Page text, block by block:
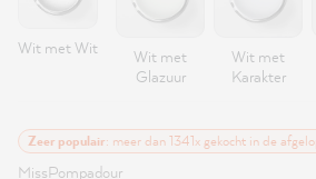
Wit met Wit
Wit met
Glazuur
Wit met
Karakter
Zeer populair: meer dan 1341x gekocht in de
MissPompadour